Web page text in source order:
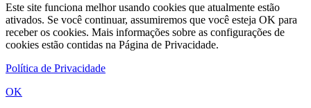
Este site funciona melhor usando cookies que atualmente estão
ativados. Se você continuar, assumiremos que você esteja OK para
receber os cookies. Mais informações sobre as configurações de
cookies estão contidas na Página de Privacidade.
Política de Privacidade
OK